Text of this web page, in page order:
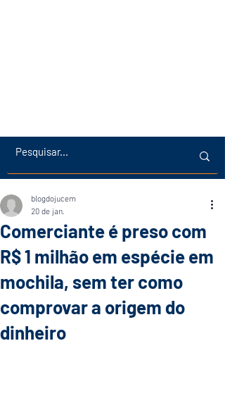
Comerciante é preso com
R$ 1 milhão em espécie em
mochila, sem ter como
comprovar a origem do
dinheiro
blogdojucem
20 de jan.